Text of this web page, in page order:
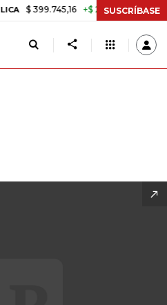
+$ 2.295,71 +0,58% TASA DE
SUSCRÍBASE